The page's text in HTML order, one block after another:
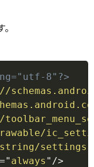
8"?>
settings
=" always " />